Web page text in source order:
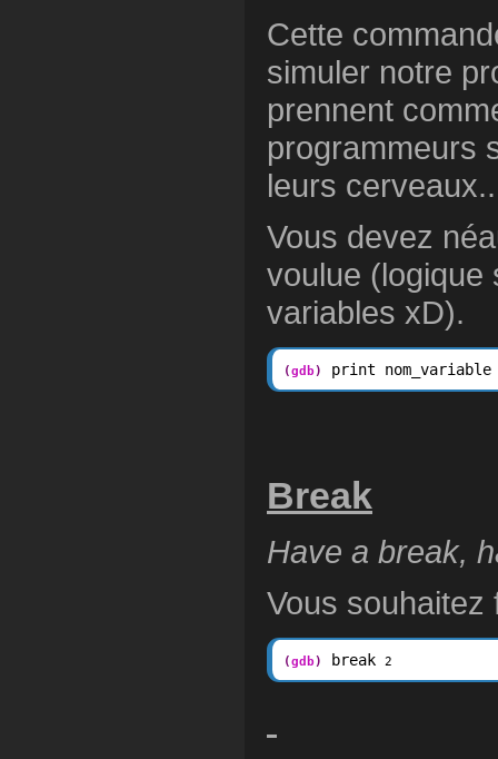
Cette
simuler notre
prennent
programmeurs
leurs
Vous devez
voulue (logique
variables xD).
(gdb)
Break
Have a break,
Vous souhaitez
(gdb ) break 2